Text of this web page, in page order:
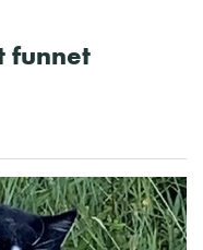
funnet